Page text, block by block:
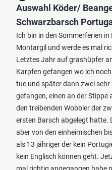
Auswahl Köder/
Schwarzbarsch
Ich bin in den Sommerferien
Montargil und werde es mal
Letztes Jahr auf grashüpfer
Karpfen gefangen wo ich
tue und später dann zwei
gefangen, einen an der Stippe
den treibenden Wobbler der
ersten Barsch abgelegt hatte.
aber von den einheimischen
als 13 jähriger der kein
kein Englisch können geht.